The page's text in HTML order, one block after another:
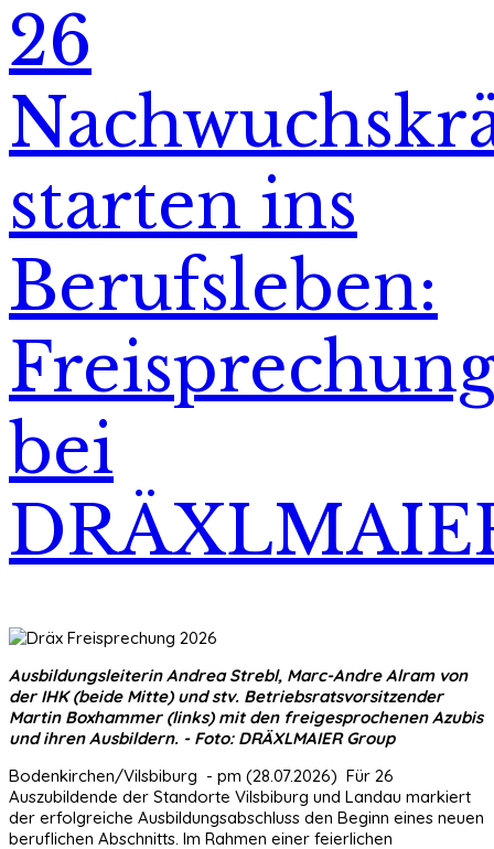
26
starten ins
Berufsleben:
bei
Ausbildungsleiterin Andrea Strebl, Marc-Andre Alram von
der IHK (beide Mitte) und stv. Betriebsratsvorsitzender
Martin Boxhammer (links) mit den freigesprochenen Azubis
und ihren Ausbildern. - Foto: DRÄXLMAIER Group
Bodenkirchen/Vilsbiburg - pm (28.07.2026) Für 26
Auszubildende der Standorte Vilsbiburg und Landau markiert
der erfolgreiche Ausbildungsabschluss den Beginn eines neuen
beruflichen Abschnitts. Im Rahmen einer feierlichen